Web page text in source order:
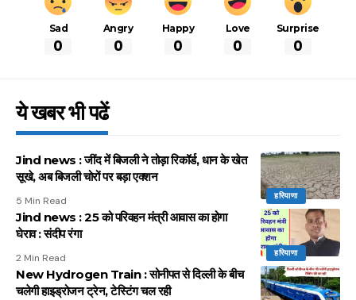
Sad
0
Angry
0
Happy
0
Love
0
Surprise
0
ये खबर भी पढें
हरियाणा
Jind news : जींद में बिजली ने तोड़ा रिकॉर्ड, धान के खेत
सूखे, अब बिजली चोरों पर बड़ा एक्शन
5 Min Read
हरियाणा
Jind news : 25 को परिवहन मंत्री आवास का होगा
घेराव : संदीप रंगा
2 Min Read
New Hydrogen Train : सोनीपत से दिल्ली के बीच
चलेगी हाइड्रोजन ट्रेन, टेस्टिंग चल रही